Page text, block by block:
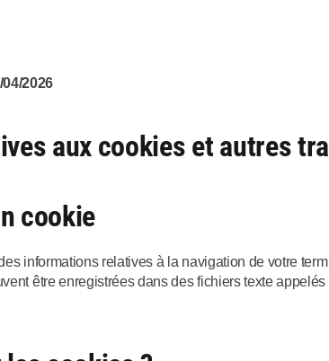
2026
aux cookies et autres
cookie
informations relatives à la navigation de votre
être enregistrées dans des fichiers texte